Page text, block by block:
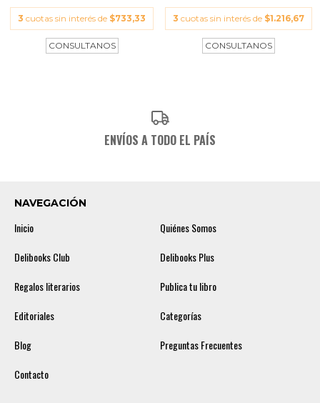
3 cuotas sin interés de $733,33 3 cuotas sin interés de $1.216,67
ENVÍOS A TODO EL PAÍS
NAVEGACIÓN
Inicio
Quiénes Somos
Delibooks Club
Delibooks Plus
Regalos literarios
Publica tu libro
Editoriales
Categorías
Blog
Preguntas Frecuentes
Contacto